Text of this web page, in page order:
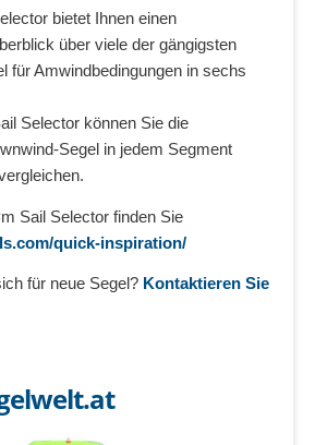
bietet Ihnen einen
über viele der gängigsten
für Amwindbedingungen in sechs
Selector können Sie die
Segel in jedem Segment
Sail Selector finden Sie
quick-inspiration/
für neue Segel? Kontaktieren Sie